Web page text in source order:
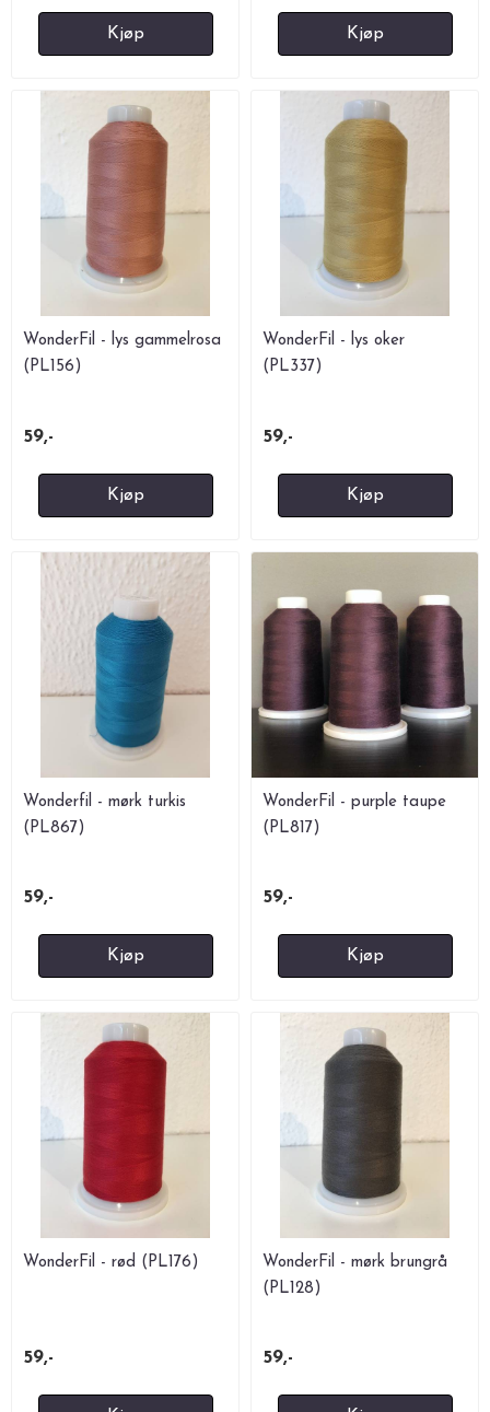
Kjøp Kjøp
WonderFil - lys gammelrosa
(PL156)
59,-
Kjøp
WonderFil - lys oker
(PL337)
59,-
Kjøp
Wonderfil - mørk turkis
(PL867)
59,-
Kjøp
WonderFil - purple taupe
(PL817)
59,-
Kjøp
WonderFil - rød (PL176)
59,-
WonderFil - mørk brungrå
(PL128)
59,-